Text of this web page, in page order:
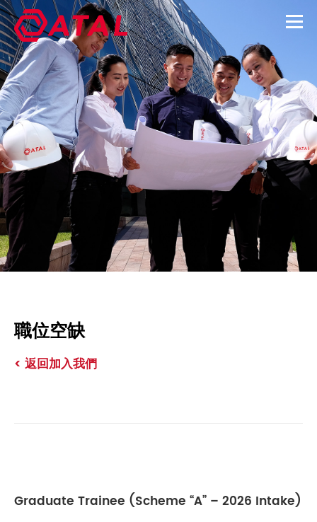
職位空缺
< 返回加入我們
Graduate Trainee (Scheme “A” – 2026 Intake)